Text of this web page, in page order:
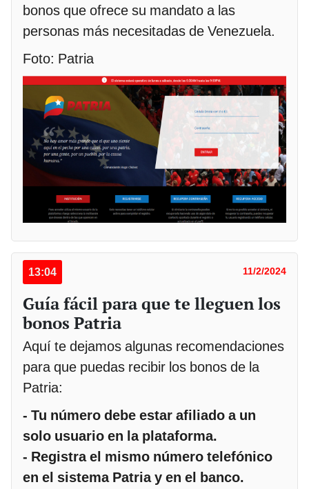
bonos que ofrece su mandato a las
personas más necesitadas de Venezuela.
Foto: Patria
13:04 11/2/2024
Guía fácil para que te lleguen los
bonos Patria
Aquí te dejamos algunas recomendaciones
para que puedas recibir los bonos de la
Patria:
- Tu número debe estar afiliado a un
solo usuario en la plataforma.
- Registra el mismo número telefónico
en el sistema Patria y en el banco.